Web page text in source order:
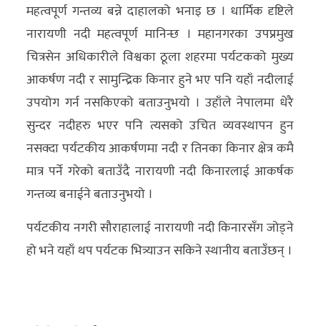
महत्वपूर्ण गन्तव्य बन्ने दाहालको भनाइ छ । धार्मिक दृष्टिले
नारायणी नदी महत्वपूर्ण मानिन्छ । महानगरका उपप्रमुख
चित्रसेन अधिकारीले विश्वका ठूला शहरमा पर्यटकको मुख्य
आकर्षण नदी र सामुन्द्रिक किनार हुने भए पनि यहाँ नदीलाई
उपयोग गर्न नसकिएको बताउनुभयो । उहाँले नेपालमा धेरै
सुन्दर नदीहरु भएर पनि त्यसको उचित व्यवस्थापन हुन
नसक्दा पर्यटकीय आकर्षणमा नदी र तिनका किनार क्षेत्र कमै
मात्र पर्ने गरेको बताउँदै नारायणी नदी किनारलाई आकर्षक
गन्तव्य बनाईने बताउनुभयो ।
पर्यटकीय नगरी सौराहालाई नारायणी नदी किनारसँग जोड्ने
हो भने यहाँ थप पर्यटक भित्र्याउन सकिने स्थानीय बताउँछन् ।